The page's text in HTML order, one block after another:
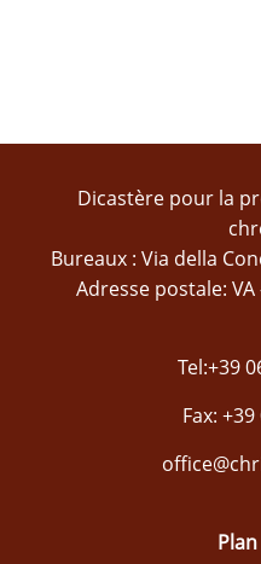
Dicastère pour la
Bureaux : Via della
Adresse postale:
Tel:+39
Fax: